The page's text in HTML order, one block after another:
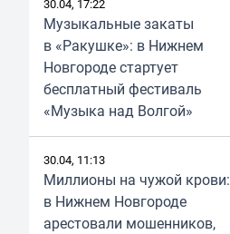
30.04, 17:22
Музыкальные закаты
в «Ракушке»: в Нижнем
Новгороде стартует
бесплатный фестиваль
«Музыка над Волгой»
30.04, 11:13
Миллионы на чужой крови:
в Нижнем Новгороде
арестовали мошенников,